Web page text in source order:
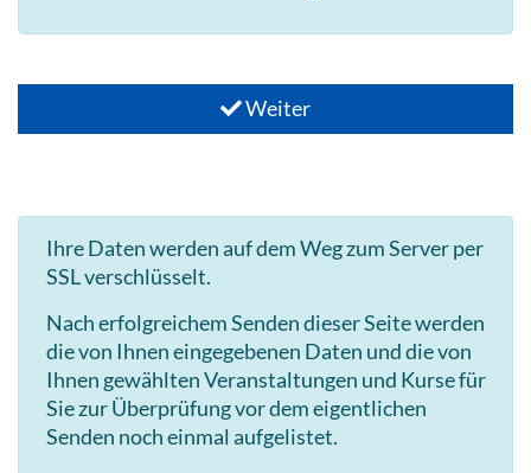
Weiter
Ihre Daten werden auf dem Weg zum Server per
SSL verschlüsselt.
Nach erfolgreichem Senden dieser Seite werden
die von Ihnen eingegebenen Daten und die von
Ihnen gewählten Veranstaltungen und Kurse für
Sie zur Überprüfung vor dem eigentlichen
Senden noch einmal aufgelistet.